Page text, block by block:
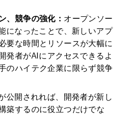
、競争の強化： オープンソー
になったことで、新しいアプ
要な時間とリソースが大幅に
発者がAIにアクセスできるよ
のハイテク企業に限らず競争
公開されれば、開発者が新し
築するのに役立つだけでな